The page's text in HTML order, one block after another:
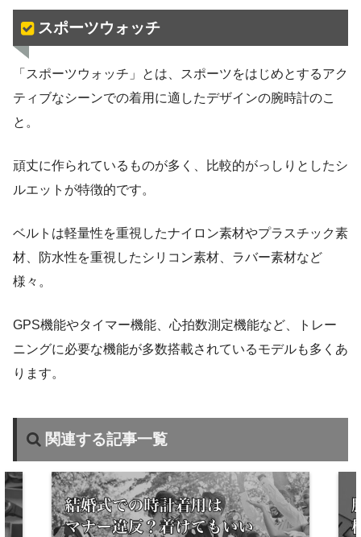
スポーツウォッチ
「スポーツウォッチ」とは、スポーツをはじめとするアク
ティブなシーンでの着用に適したデザインの腕時計のこ
と。
頑丈に作られているものが多く、比較的がっしりとしたシ
ルエットが特徴的です。
ベルトは軽量性を重視したナイロン素材やプラスチック素
材、防水性を重視したシリコン素材、ラバー素材など
様々。
GPS機能やタイマー機能、心拍数測定機能など、トレー
ニングに必要な機能が多数搭載されているモデルも多くあ
ります。
関連する記事一覧